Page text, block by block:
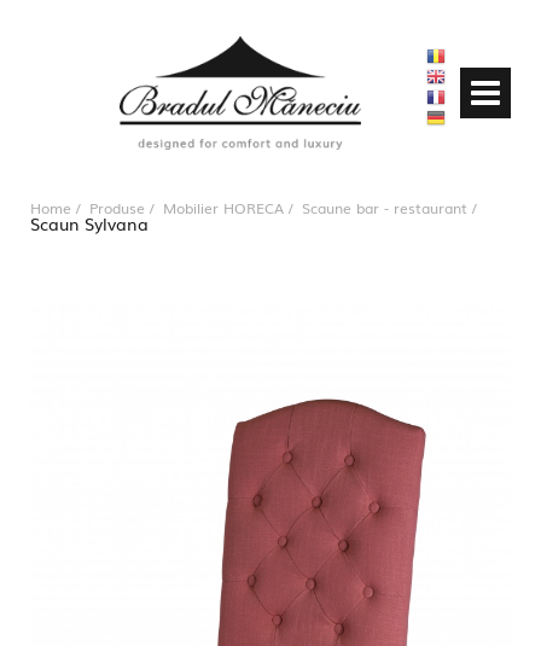
Home Produse Mobilier HORECA Scaune bar - restaurant
Scaun Sylvana